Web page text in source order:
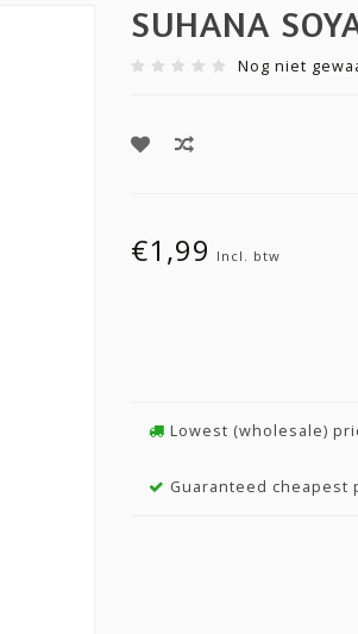
SUHANA
Nog niet
€1,99 Incl. btw
Lowest (wholesale)
Guaranteed cheapest